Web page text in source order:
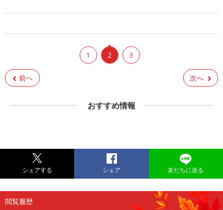
前へ
1 2 3
次へ
おすすめ情報
シェアする シェア 友だちに送る
閲覧履歴